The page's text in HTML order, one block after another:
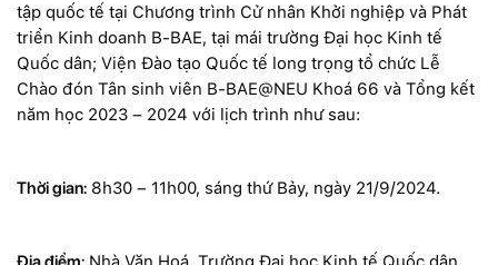
tập quốc tế tại Chương trình Cử nhân Khởi nghiệp và Phát
triển Kinh doanh B-BAE, tại mái trường Đại học Kinh tế
Quốc dân; Viện Đào tạo Quốc tế long trọng tổ chức Lễ
Chào đón Tân sinh viên B-BAE@NEU Khoá 66 và Tổng kết
năm học 2023 – 2024 với lịch trình như sau:
Thời gian: 8h30 – 11h00, sáng thứ Bảy, ngày 21/9/2024.